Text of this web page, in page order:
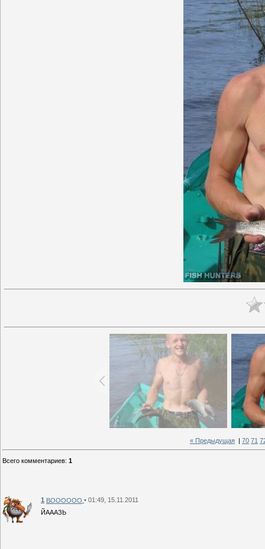
« Предыдущая 70 71
Всего комментариев: 1
1 BOOOOOO • 01:49, 15.11.2011
ЙАААЗЬ